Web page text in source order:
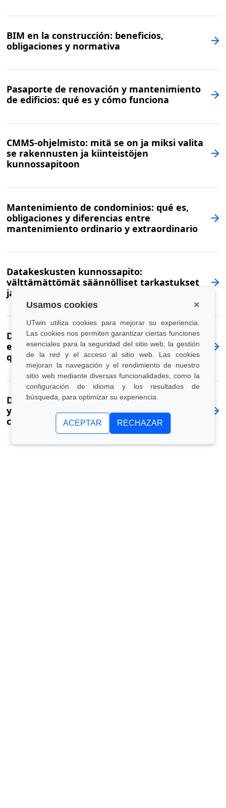
Usamos cookies ×
UTwin utiliza cookies para mejorar su experiencia.
Las cookies nos permiten garantizar ciertas funciones
esenciales para la seguridad del sitio web, la gestión
de la red y el acceso al sitio web. Las cookies
mejoran la navegación y el rendimiento de nuestro
sitio web mediante diversas funcionalidades, como la
configuración de idioma y los resultados de
búsqueda, para optimizar su experiencia.
ACEPTAR RECHAZAR
BIM en la construcción: beneficios,
obligaciones y normativa
Pasaporte de renovación y mantenimiento
de edificios: qué es y cómo funciona
CMMS-ohjelmisto: mitä se on ja miksi valita
se rakennusten ja kiinteistöjen
kunnossapitoon
Mantenimiento de condominios: qué es,
obligaciones y diferencias entre
mantenimiento ordinario y extraordinario
Datakeskusten kunnossapito:
välttämättömät säännölliset tarkastukset
ja miksi ohjelmistoa kannattaa käyttää
Diferencia entre mantenimiento
extraordinario y rehabilitación de edificios:
qué debes saber
Diferencia entre mantenimiento ordinario
y extraordinario: tabla, ejemplos y
comparación de costes